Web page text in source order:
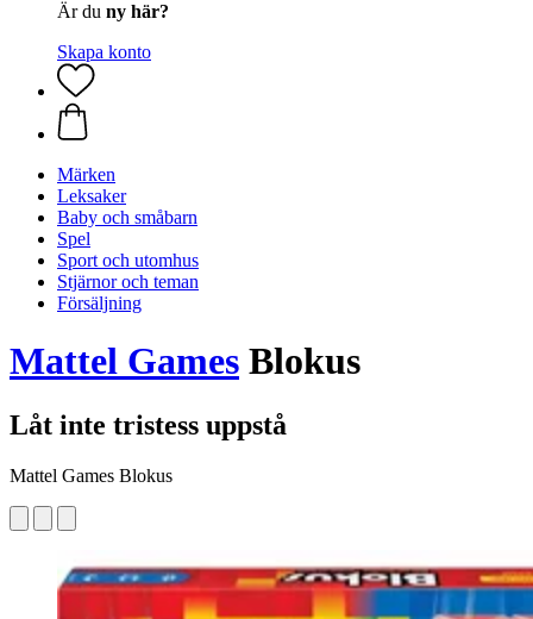
Är du ny här?
Skapa konto
Märken
Leksaker
Baby och småbarn
Spel
Sport och utomhus
Stjärnor och teman
Försäljning
Mattel Games Blokus
Låt inte tristess uppstå
Mattel Games Blokus